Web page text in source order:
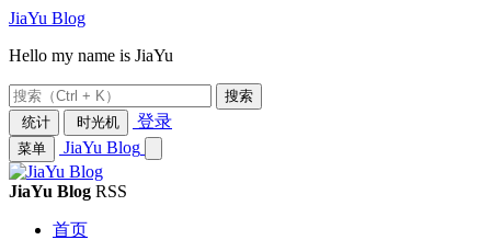
JiaYu Blog
Hello my name is JiaYu
搜索
统计
时光机 登录
菜单 JiaYu Blog
JiaYu Blog RSS
首页